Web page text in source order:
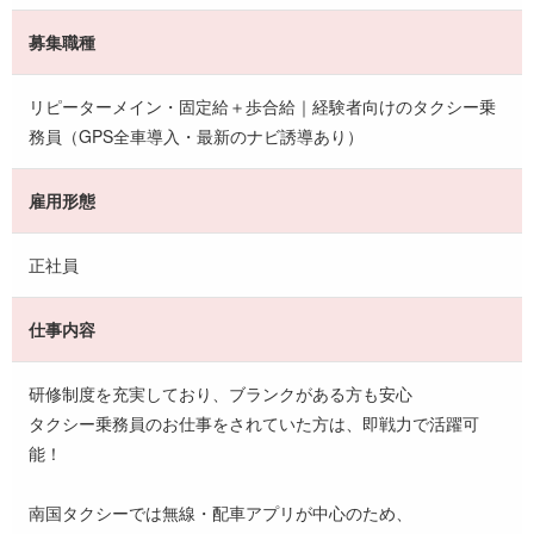
募集職種
リピーターメイン・固定給＋歩合給｜経験者向けのタクシー乗
務員（GPS全車導入・最新のナビ誘導あり）
雇用形態
正社員
仕事内容
研修制度を充実しており、ブランクがある方も安心
タクシー乗務員のお仕事をされていた方は、即戦力で活躍可
能！
南国タクシーでは無線・配車アプリが中心のため、